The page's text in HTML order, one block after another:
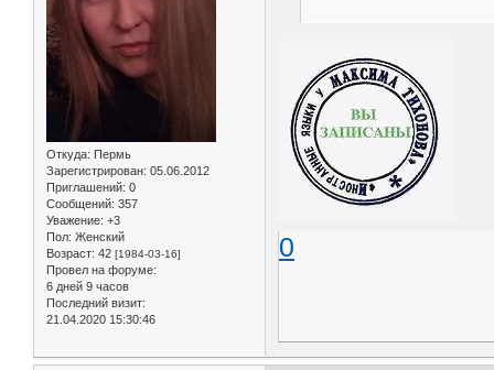
Откуда: Пермь
Зарегистрирован: 05.06.2012
Приглашений: 0
Сообщений: 357
Уважение: +3
Пол: Женский
Возраст: 42 [1984-03-16]
Провел на форуме:
6 дней 9 часов
Последний визит:
21.04.2020 15:30:46
0